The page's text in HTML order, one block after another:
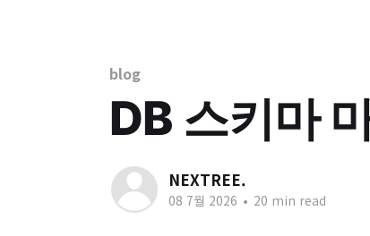
blog
DB 스키마
NEXTREE.
08 7월 2026 • 20 min read